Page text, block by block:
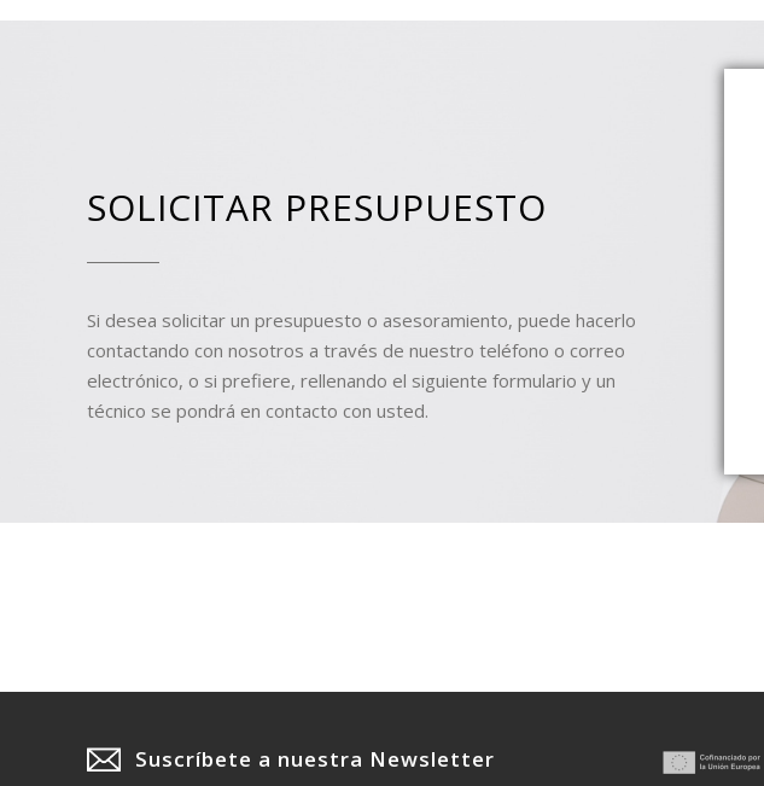
SOLICITAR PRESUPUESTO
Si desea solicitar un presupuesto o asesoramiento, puede hacerlo
contactando con nosotros a través de nuestro teléfono o correo
electrónico, o si prefiere, rellenando el siguiente formulario y un
técnico se pondrá en contacto con usted.
Suscríbete a nuestra Newsletter